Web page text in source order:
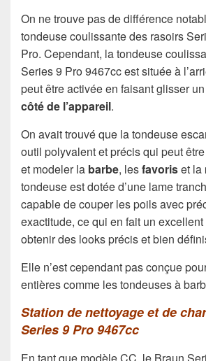
On ne trouve pas de différence
tondeuse coulissante des rasoirs
Pro. Cependant, la tondeuse
Series 9 Pro 9467cc est située à
peut être activée en faisant glisser un
côté de l’appareil.
On avait trouvé que la tondeuse
outil polyvalent et précis qui peut
et modeler la barbe, lesfavoriset la
tondeuse est dotée d’une lame
capable de couper les poils avec
exactitude, ce qui en fait un
obtenir des looks précis et bien
Elle n’est cependant pas conçue
entières comme les tondeuses à
Station de nettoyage et de
Series 9 Pro 9467cc